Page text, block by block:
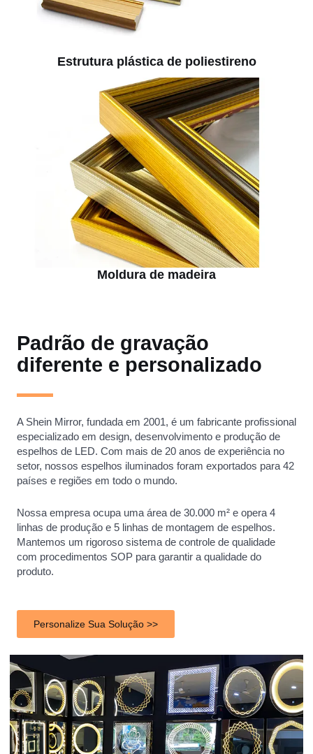
Estrutura plástica de poliestireno
Moldura de madeira
Padrão de gravação
diferente e personalizado
A Shein Mirror, fundada em 2001, é um fabricante profissional
especializado em design, desenvolvimento e produção de
espelhos de LED. Com mais de 20 anos de experiência no
setor, nossos espelhos iluminados foram exportados para 42
países e regiões em todo o mundo.
Nossa empresa ocupa uma área de 30.000 m² e opera 4
linhas de produção e 5 linhas de montagem de espelhos.
Mantemos um rigoroso sistema de controle de qualidade
com procedimentos SOP para garantir a qualidade do
produto.
Personalize Sua Solução >>